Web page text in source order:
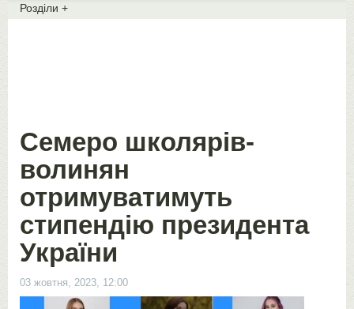
Розділи +
Семеро школярів-
волинян
отримуватимуть
стипендію президента
України
03 жовтня, 2023, 12:00